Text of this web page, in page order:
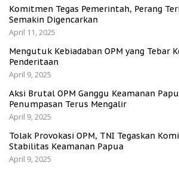
Komitmen Tegas Pemerintah, Perang
Semakin Digencarkan
April 11, 2025
Mengutuk Kebiadaban OPM yang Tebar
Penderitaan
April 9, 2025
Aksi Brutal OPM Ganggu Keamanan
Penumpasan Terus Mengalir
April 9, 2025
Tolak Provokasi OPM, TNI Tegaskan
Stabilitas Keamanan Papua
April 9, 2025